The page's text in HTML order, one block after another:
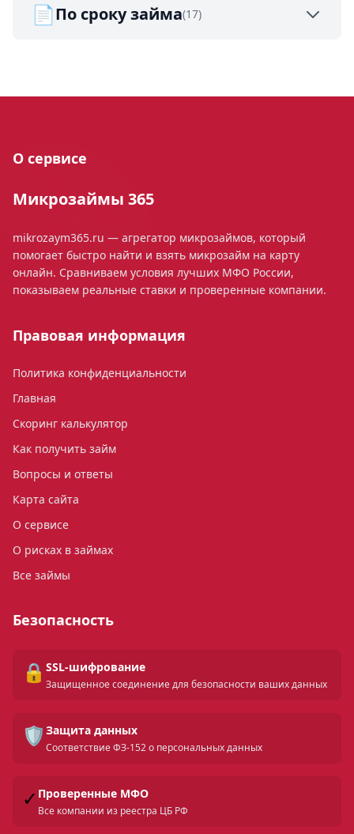
📄По сроку займа(17)
О сервисе
Микрозаймы 365
mikrozaym365.ru — агрегатор микрозаймов, который
помогает быстро найти и взять микрозайм на карту
онлайн. Сравниваем условия лучших МФО России,
показываем реальные ставки и проверенные компании.
Правовая информация
Политика конфиденциальности
Главная
Скоринг калькулятор
Как получить займ
Вопросы и ответы
Карта сайта
О сервисе
О рисках в займах
Все займы
Безопасность
🔒 SSL-шифрование
Защищенное соединение для безопасности ваших данных
🛡️ Защита данных
Соответствие ФЗ-152 о персональных данных
✓ Проверенные МФО
Все компании из реестра ЦБ РФ